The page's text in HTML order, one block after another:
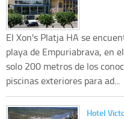
El Xon's Platja HA se
playa de Empuriabrava, en
solo 200 metros de los
piscinas exteriores para ad...
Hotel